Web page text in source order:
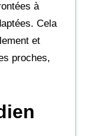
à
Cela
et
proches,